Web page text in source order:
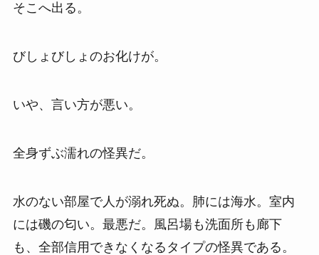
そこへ出る。
びしょびしょのお化けが。
いや、言い方が悪い。
全身ずぶ濡れの怪異だ。
水のない部屋で人が溺れ死ぬ。肺には海水。室内
には磯の匂い。最悪だ。風呂場も洗面所も廊下
も、全部信用できなくなるタイプの怪異である。